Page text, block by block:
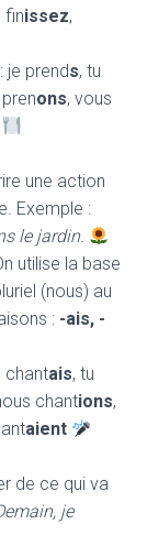
finissez,
: je prends, tu
ons, vous
une action
Exemple :
le jardin.
utilise la base
(nous) au
: -ais, -
chantais, tu
chantions,
aient
de ce qui va
je